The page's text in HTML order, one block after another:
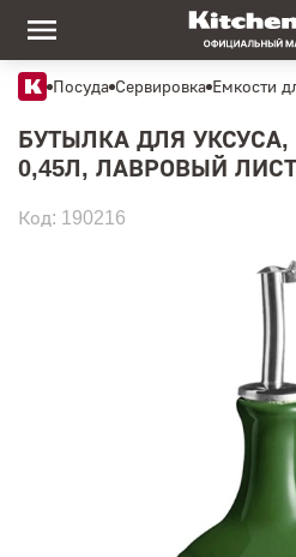
Посуда Сервировка Емкости
БУТЫЛКА ДЛЯ УКСУСА,
0,45Л, ЛАВРОВЫЙ ЛИСТ
Код: 190216